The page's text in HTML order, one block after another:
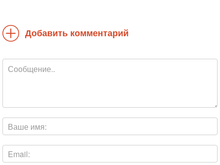
Добавить комментарий